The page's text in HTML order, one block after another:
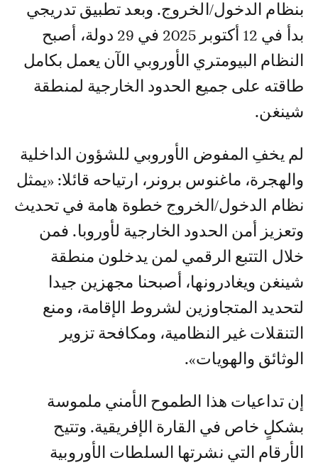
بنظام الدخول/الخروج. وبعد تطبيق تدريجي
بدأ في 12 أكتوبر 2025 في 29 دولة، أصبح
النظام البيومتري الأوروبي الآن يعمل بكامل
طاقته على جميع الحدود الخارجية لمنطقة
شينغن.
لم يخفِ المفوض الأوروبي للشؤون الداخلية
والهجرة، ماغنوس برونر، ارتياحه قائلا: «يمثل
نظام الدخول/الخروج خطوة هامة في تحديث
وتعزيز أمن الحدود الخارجية لأوروبا. فمن
خلال التتبع الرقمي لمن يدخلون منطقة
شينغن ويغادرونها، أصبحنا مجهزين جيدا
لتحديد المتجاوزين لشروط الإقامة، ومنع
التنقلات غير النظامية، ومكافحة تزوير
الوثائق والهويات».
إن تداعيات هذا الطموح الأمني ملموسة
بشكلٍ خاص في القارة الإفريقية. وتتيح
الأرقام التي نشرتها السلطات الأوروبية